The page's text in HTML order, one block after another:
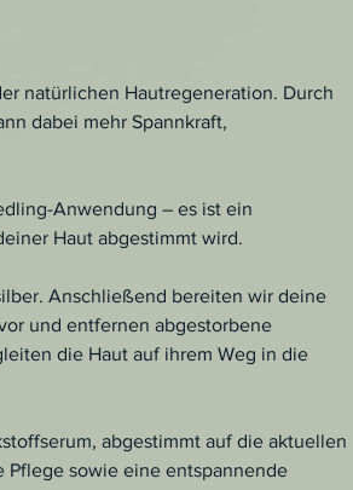
natürlichen Hautregeneration. Durch
dabei mehr Spannkraft,
Anwendung – es ist ein
Haut abgestimmt wird.
Anschließend bereiten wir deine
und entfernen abgestorbene
die Haut auf ihrem Weg in die
abgestimmt auf die aktuellen
Pflege sowie eine entspannende